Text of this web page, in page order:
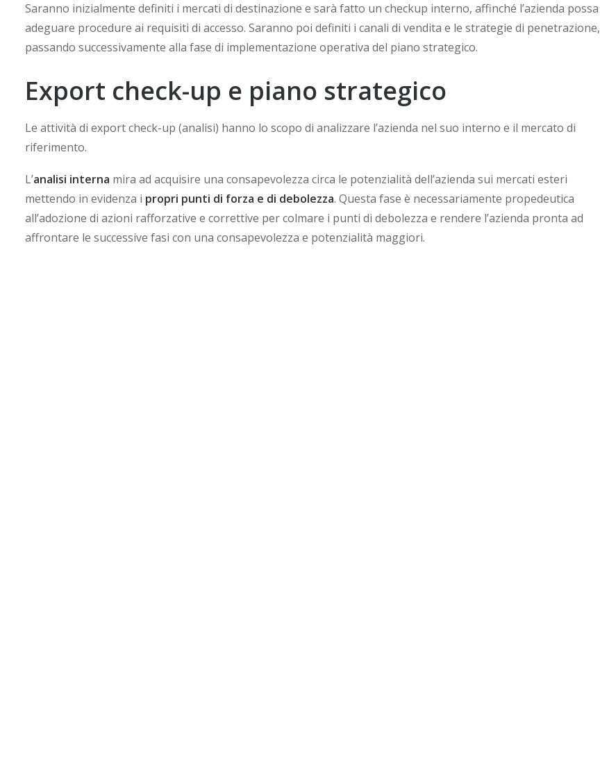
Saranno inizialmente definiti i mercati di destinazione e sarà fatto un checkup interno, affinché l’azienda possa
adeguare procedure ai requisiti di accesso. Saranno poi definiti i canali di vendita e le strategie di penetrazione,
passando successivamente alla fase di implementazione operativa del piano strategico.
Export check-up e piano strategico
Le attività di export check-up (analisi) hanno lo scopo di analizzare l’azienda nel suo interno e il mercato di
riferimento.
L’analisi interna mira ad acquisire una consapevolezza circa le potenzialità dell’azienda sui mercati esteri
mettendo in evidenza i propri punti di forza e di debolezza. Questa fase è necessariamente propedeutica
all’adozione di azioni rafforzative e correttive per colmare i punti di debolezza e rendere l’azienda pronta ad
affrontare le successive fasi con una consapevolezza e potenzialità maggiori.